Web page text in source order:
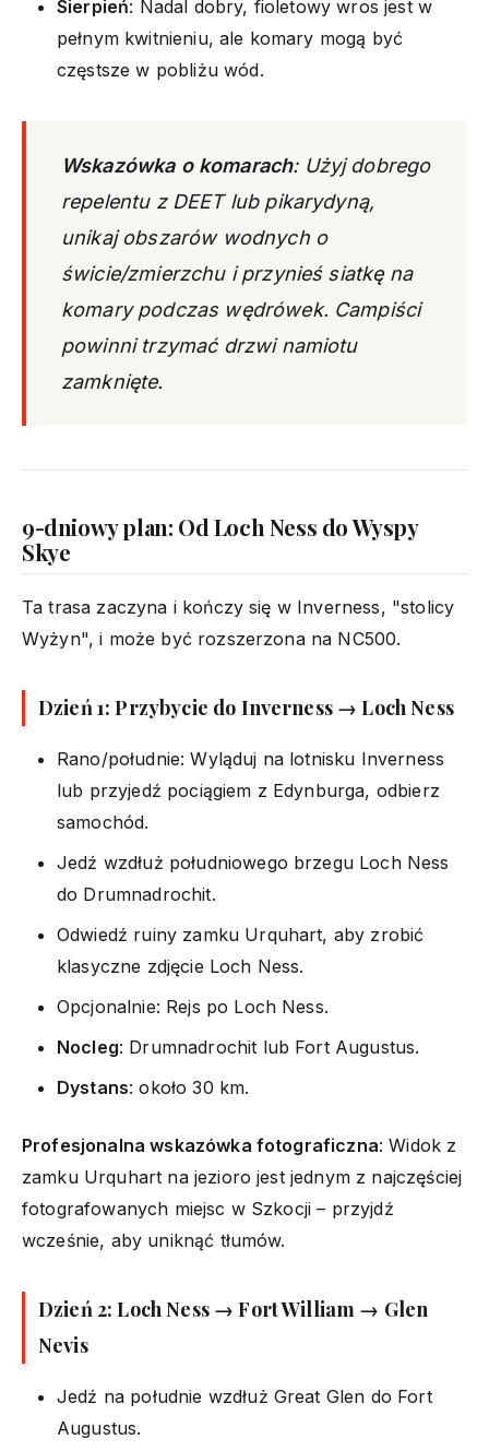
Sierpień: Nadal dobry, fioletowy wros jest w
pełnym kwitnieniu, ale komary mogą być
częstsze w pobliżu wód.
Wskazówka o komarach: Użyj dobrego
repelentu z DEET lub pikarydyną,
unikaj obszarów wodnych o
świcie/zmierzchu i przynieś siatkę na
komary podczas wędrówek. Campiści
powinni trzymać drzwi namiotu
zamknięte.
9-dniowy plan: Od Loch Ness do Wyspy
Skye
Ta trasa zaczyna i kończy się w Inverness, "stolicy
Wyżyn", i może być rozszerzona na NC500.
Dzień 1: Przybycie do Inverness → Loch Ness
Rano/południe: Wyląduj na lotnisku Inverness
lub przyjedź pociągiem z Edynburga, odbierz
samochód.
Jedź wzdłuż południowego brzegu Loch Ness
do Drumnadrochit.
Odwiedź ruiny zamku Urquhart, aby zrobić
klasyczne zdjęcie Loch Ness.
Opcjonalnie: Rejs po Loch Ness.
Nocleg: Drumnadrochit lub Fort Augustus.
Dystans: około 30 km.
Profesjonalna wskazówka fotograficzna: Widok z
zamku Urquhart na jezioro jest jednym z najczęściej
fotografowanych miejsc w Szkocji – przyjdź
wcześnie, aby uniknąć tłumów.
Dzień 2: Loch Ness → Fort William → Glen
Nevis
Jedź na południe wzdłuż Great Glen do Fort
Augustus.